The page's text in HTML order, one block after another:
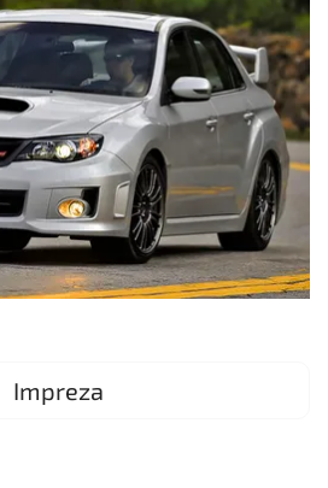
Impreza